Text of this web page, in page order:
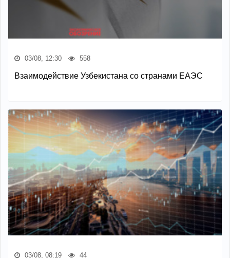
03/08, 12:30 558
Взаимодействие Узбекистана со странами ЕАЭС
03/08, 08:19 44